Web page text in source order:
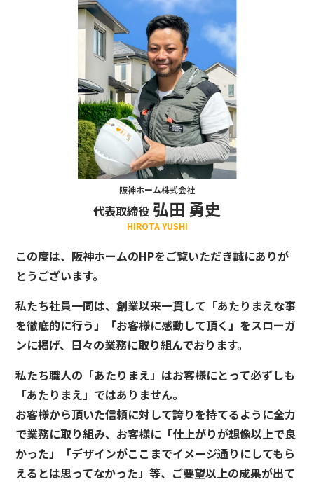
阪神ホーム株式会社
代表取締役 弘田 勇史
HIROTA YUSHI
この度は、阪神ホームのHPをご覧いただき誠にありが
とうございます。
私たち社員一同は、創業以来一貫して「あたりまえな事
を徹底的に行う」「お客様に感動して頂く」をスローガ
ンに掲げ、日々の業務に取り組んでおります。
私たち職人の「あたりまえ」はお客様にとって必ずしも
「あたりまえ」ではありません。
お客様から頂いた信頼に対して誇りを持てるように全力
で業務に取り組み、お客様に「仕上がりが想像以上で良
かった」「デザインがここまでイメージ通りにしてもら
えるとは思ってなかった」等、ご要望以上の成果が出て